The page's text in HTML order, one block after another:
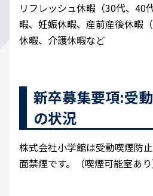
リフレッシュ休暇（30代、40
暇、妊娠休暇、産前産後休暇
休暇、介護休暇など
新卒募集要項:受
の状況
株式会社小学館は受動喫煙防
面禁煙です。（喫煙可能室あり